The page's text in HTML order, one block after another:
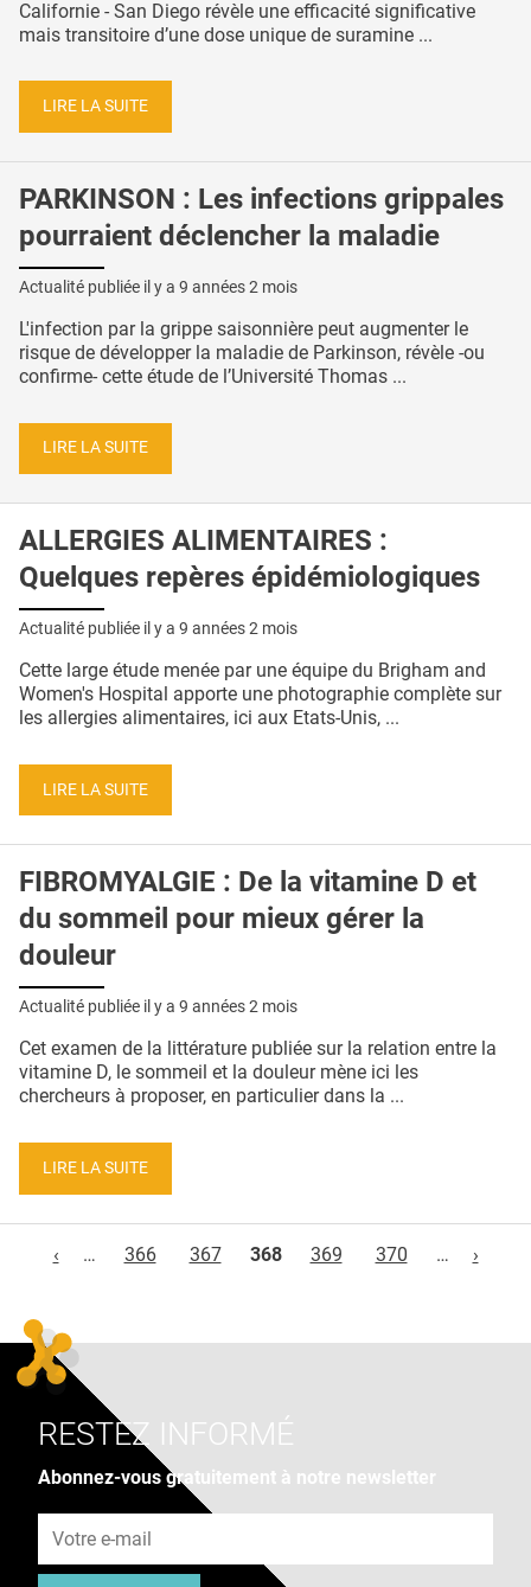
Californie - San Diego révèle une efficacité significative
mais transitoire d’une dose unique de suramine ...
LIRE LA SUITE
PARKINSON : Les infections grippales
pourraient déclencher la maladie
Actualité publiée il y a 9 années 2 mois
L'infection par la grippe saisonnière peut augmenter le
risque de développer la maladie de Parkinson, révèle -ou
confirme- cette étude de l’Université Thomas ...
LIRE LA SUITE
ALLERGIES ALIMENTAIRES :
Quelques repères épidémiologiques
Actualité publiée il y a 9 années 2 mois
Cette large étude menée par une équipe du Brigham and
Women's Hospital apporte une photographie complète sur
les allergies alimentaires, ici aux Etats-Unis, ...
LIRE LA SUITE
FIBROMYALGIE : De la vitamine D et
du sommeil pour mieux gérer la
douleur
Actualité publiée il y a 9 années 2 mois
Cet examen de la littérature publiée sur la relation entre la
vitamine D, le sommeil et la douleur mène ici les
chercheurs à proposer, en particulier dans la ...
LIRE LA SUITE
‹
… 366 367 368 369 370 … ›
RESTEZ INFORMÉ
Abonnez-vous gratuitement à notre newsletter